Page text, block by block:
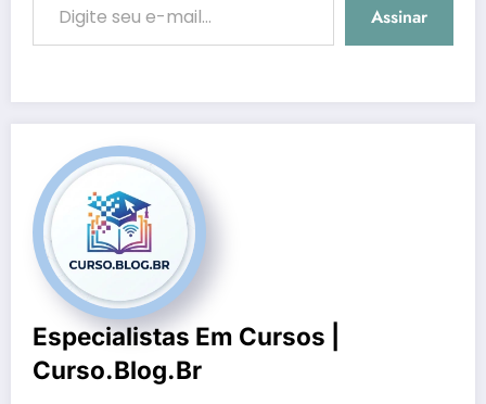
Assinar
Especialistas Em Cursos |
Curso.blog.br